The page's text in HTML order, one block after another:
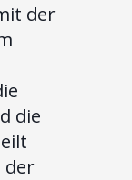
der
die
der